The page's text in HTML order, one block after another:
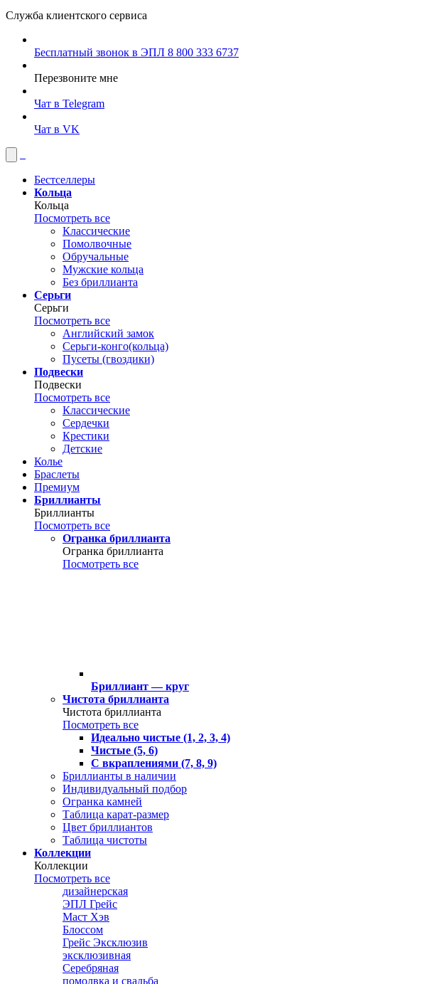
Служба клиентского сервиса
Бесплатный звонок в ЭПЛ 8 800 333 6737
Перезвоните мне
Чат в Telegram
Чат в VK
Бестселлеры
Кольца
Кольца
Посмотреть все
Классические
Помолвочные
Обручальные
Мужские кольца
Без бриллианта
Серьги
Серьги
Посмотреть все
Английский замок
Серьги-конго(кольца)
Пусеты (гвоздики)
Подвески
Подвески
Посмотреть все
Классические
Сердечки
Крестики
Детские
Колье
Браслеты
Премиум
Бриллианты
Бриллианты
Посмотреть все
Огранка бриллианта
Огранка бриллианта
Посмотреть все
Бриллиант — круг
Чистота бриллианта
Чистота бриллианта
Посмотреть все
Идеально чистые (1, 2, 3, 4)
Чистые (5, 6)
С вкраплениями (7, 8, 9)
Бриллианты в наличии
Индивидуальный подбор
Огранка камней
Таблица карат-размер
Цвет бриллиантов
Таблица чистоты
Коллекции
Коллекции
Посмотреть все
дизайнерская
ЭПЛ Грейс
Маст Хэв
Блоссом
Грейс Эксклюзив
эксклюзивная
Серебряная
помолвка и свадьба